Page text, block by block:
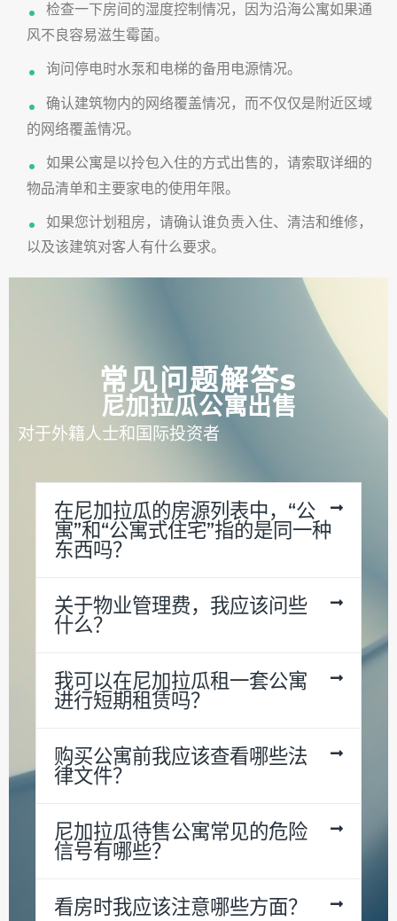
检查一下房间的湿度控制情况，因为沿海公寓如果通
风不良容易滋生霉菌。
询问停电时水泵和电梯的备用电源情况。
确认建筑物内的网络覆盖情况，而不仅仅是附近区域
的网络覆盖情况。
如果公寓是以拎包入住的方式出售的，请索取详细的
物品清单和主要家电的使用年限。
如果您计划租房，请确认谁负责入住、清洁和维修，
以及该建筑对客人有什么要求。
常见问题解答s
尼加拉瓜公寓出售
对于外籍人士和国际投资者
在尼加拉瓜的房源列表中，“公
寓”和“公寓式住宅”指的是同一种
东西吗？
关于物业管理费，我应该问些
什么？
我可以在尼加拉瓜租一套公寓
进行短期租赁吗？
购买公寓前我应该查看哪些法
律文件？
尼加拉瓜待售公寓常见的危险
信号有哪些？
看房时我应该注意哪些方面？